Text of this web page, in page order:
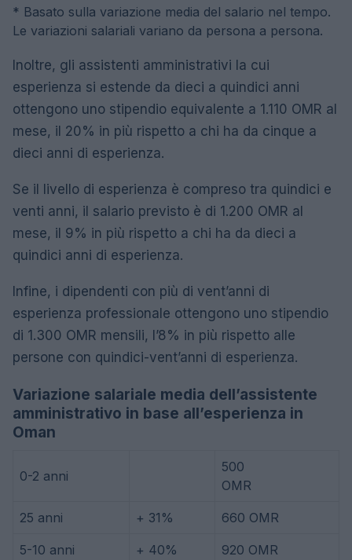
* Basato sulla variazione media del salario nel tempo.
Le variazioni salariali variano da persona a persona.
Inoltre, gli assistenti amministrativi la cui
esperienza si estende da dieci a quindici anni
ottengono uno stipendio equivalente a 1.110 OMR al
mese, il 20% in più rispetto a chi ha da cinque a
dieci anni di esperienza.
Se il livello di esperienza è compreso tra quindici e
venti anni, il salario previsto è di 1.200 OMR al
mese, il 9% in più rispetto a chi ha da dieci a
quindici anni di esperienza.
Infine, i dipendenti con più di vent’anni di
esperienza professionale ottengono uno stipendio
di 1.300 OMR mensili, l’8% in più rispetto alle
persone con quindici-vent’anni di esperienza.
Variazione salariale media dell’assistente
amministrativo in base all’esperienza in
Oman
0-2 anni
500
OMR
25 anni + 31% 660 OMR
5-10 anni + 40% 920 OMR